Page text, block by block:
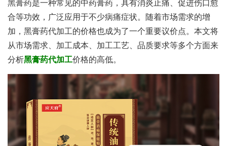
合等功效，广泛应用于不少病痛症状。随着市场需求的增
加，黑膏药代加工的价格也成为了一个重要议价点。本文将
从市场需求、加工成本、加工工艺、品质要求等多个方面来
分析黑膏药代加工价格的高低。